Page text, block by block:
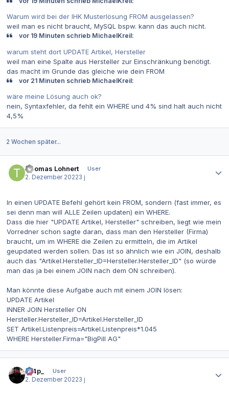
Warum wird bei der IHK Musterlösung FROM ausgelassen?
weil man es nicht braucht, MySQL bspw. kann das auch nicht.
vor 19 Minuten schrieb MichaelKreil:
warum steht dort UPDATE Artikel, Hersteller
weil man eine Spalte aus Hersteller zur Einschränkung benötigt.
das macht im Grunde das gleiche wie dein FROM
vor 21 Minuten schrieb MichaelKreil:
wäre meine Lösung auch ok?
nein, Syntaxfehler, da fehlt ein WHERE und 4% sind halt auch nicht
4,5%
2 Wochen später...
Thomas Lohnert
User
2. Dezember 20223 j
In einen UPDATE Befehl gehört kein FROM, sondern (fast immer, es
sei denn man will ALLE Zeilen updaten) ein WHERE.
Dass die hier "UPDATE Artikel, Hersteller" schreiben, liegt wie mein
Vorredner schon sagte daran, dass man den Hersteller (Firma)
braucht, um im WHERE die Zeilen zu ermitteln, die im Artikel
geupdated werden sollen. Das ist so ähnlich wie ein JOIN, deshalb
auch das "Artikel.Hersteller_ID=Hersteller.Hersteller_ID" (so würde
man das ja bei einem JOIN nach dem ON schreiben).
Man könnte diese Aufgabe auch mit einem JOIN lösen:
UPDATE Artikel
INNER JOIN Hersteller ON
Hersteller.Hersteller_ID=Artikel.Hersteller_ID
SET Artikel.Listenpreis=Artikel.Listenpreis*1.045
WHERE Hersteller.Firma="BigPill AG"
_n4p_
User
2. Dezember 20223 j